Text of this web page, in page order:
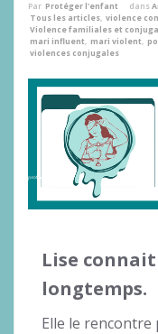
Par Protéger l'enfant dans
Tous les articles, violence
Violence familiales et
mari influent, mari violent,
violences conjugales
Lise
longtemps.
Elle le